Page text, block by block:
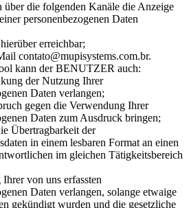
die folgenden Kanäle die Anzeige
personenbezogenen Daten
erreichbar;
contato@mupisystems.com.br.
kann der BENUTZER auch:
der Nutzung Ihrer
Daten verlangen;
gegen die Verwendung Ihrer
Daten zum Ausdruck bringen;
Übertragbarkeit der
in einem lesbaren Format an einen
im gleichen Tätigkeitsbereich
von uns erfassten
Daten verlangen, solange etwaige
gekündigt wurden und die gesetzliche